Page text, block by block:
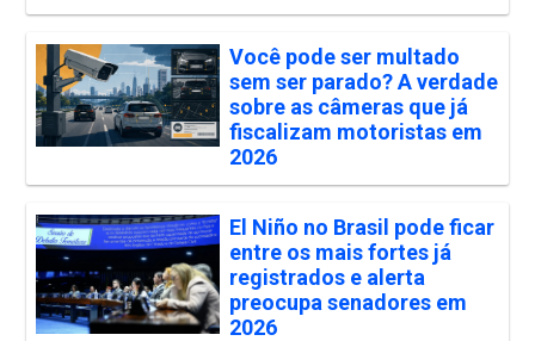
Você pode ser multado
sem ser parado? A verdade
sobre as câmeras que já
fiscalizam motoristas em
2026
El Niño no Brasil pode ficar
entre os mais fortes já
registrados e alerta
preocupa senadores em
2026